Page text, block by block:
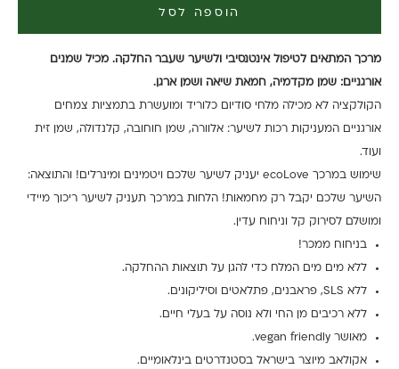
הוספה לסל
מרכך המתאים לטיפול אינטנסיבי ולשיער שעבר החלקה. מכיל שמנים
אורגניים: שמן מקדמיה, חמאת שיאה ושמן ארגן.
הקולקציה לא מכילה מלחי סודיום כלוריד ומועשרת בתמציות צמחים
אורגניים המעניקות רכות לשיער: אלוורה, שמן חוחובה, קלנדולה, שמן זית
ועוד.
שימוש במרכך ecoLove יעניק לשיער שלכם ויטמינים ומינרלים! והתוצאה:
השיער שלכם יקבל רק מחמאות! הלחות במרכך תעניק לשיער ריכוך מיידי
ומושלם לסירוק קל וניחוח עדין.
בניחוח ממכר!
ללא מים מים המלח כדי להגן על תוצאות ההחלקה.
ללא SLS, פראבנים, פתלאטים וסיליקונים.
ללא רכיבים מן החי ולא נוסה על בעלי חיים.
מאושר vegan friendly.
אקולאב מיוצר בישראל בסטנדרטים בינלאומיים.